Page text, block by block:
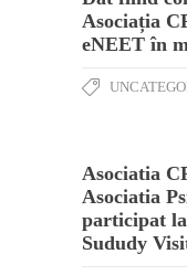
Asociația
eNEET în
Asociatia
Asociatia
participat
Sududy